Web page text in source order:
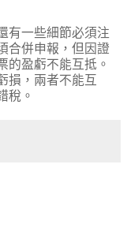
有一些細節必須注
合併申報，但因證
的盈虧不能互抵。
損，兩者不能互
稅。